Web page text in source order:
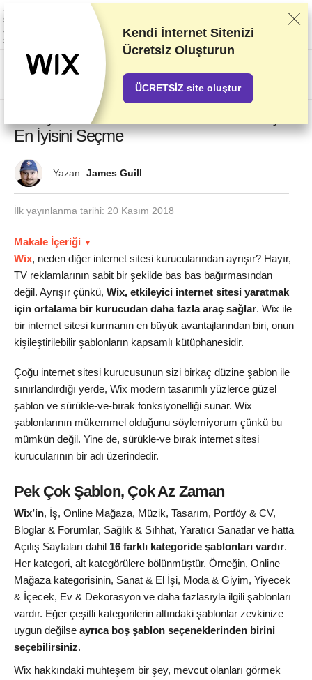
Sağlayıcıları titizlikle gerçekleştirdiğimiz test ve araştırmaları baz alarak
sıralandırıyoruz. Sıralama konusunda sağlayıcılarla olan ticari
anlaşmalarımızı da dikkate alıyoruz. Bu sayfada ortaklık yapılan
sağlayıcıların bağlantıları içeriyor. Reklam Açıklamaları
US$
Wix Şablon Temaları – İnternet Siteniz için
En İyisini Seçme
Yazan: James Guill
İlk yayınlanma tarihi: 20 Kasım 2018
Makale İçeriği
Wix, neden diğer internet sitesi kurucularından ayrışır? Hayır,
TV reklamlarının sabit bir şekilde bas bas bağırmasından
değil. Ayrışır çünkü, Wix, etkileyici internet sitesi yaratmak
için ortalama bir kurucudan daha fazla araç sağlar. Wix ile
bir internet sitesi kurmanın en büyük avantajlarından biri, onun
kişileştirilebilir şablonların kapsamlı kütüphanesidir.
Çoğu internet sitesi kurucusunun sizi birkaç düzine şablon ile
sınırlandırdığı yerde, Wix modern tasarımlı yüzlerce güzel
şablon ve sürükle-ve-bırak fonksiyonelliği sunar. Wix
şablonlarının mükemmel olduğunu söylemiyorum çünkü bu
mümkün değil. Yine de, sürükle-ve bırak internet sitesi
kurucularının bir adı üzerindedir.
Pek Çok Şablon, Çok Az Zaman
Wix’in, İş, Online Mağaza, Müzik, Tasarım, Portföy & CV,
Bloglar & Forumlar, Sağlık & Sıhhat, Yaratıcı Sanatlar ve hatta
Açılış Sayfaları dahil 16 farklı kategoride şablonları vardır.
Her kategori, alt kategörülere bölünmüştür. Örneğin, Online
Mağaza kategorisinin, Sanat & El İşi, Moda & Giyim, Yiyecek
& İçecek, Ev & Dekorasyon ve daha fazlasıyla ilgili şablonları
vardır. Eğer çeşitli kategorilerin altındaki şablonlar zevkinize
uygun değilse ayrıca boş şablon seçeneklerinden birini
seçebilirsiniz.
Wix hakkındaki muhteşem bir şey, mevcut olanları görmek
Kendi İnternet Sitenizi
Ücretsiz Oluşturun
ÜCRETSİZ site oluştur